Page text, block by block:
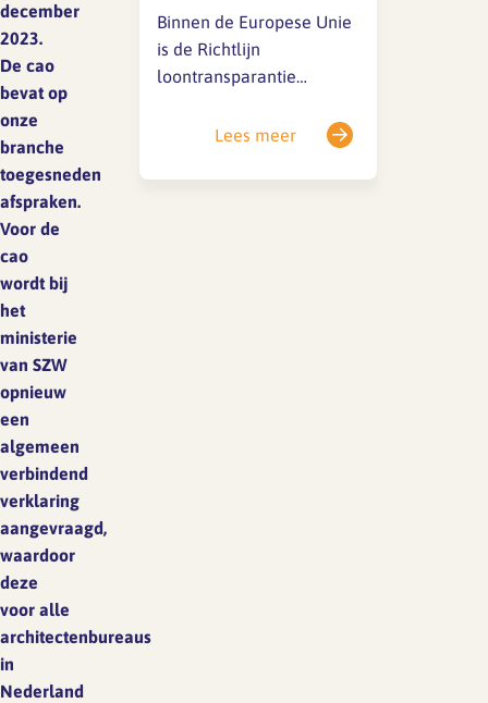
december
2023.
De cao
bevat op
onze
branche
toegesneden
afspraken.
Voor de
cao
wordt bij
het
ministerie
van SZW
opnieuw
een
algemeen
verbindend
verklaring
aangevraagd,
waardoor
deze
voor alle
architectenbureaus
in
Nederland
maar we houden je op de
hoogte. 📌 Belangrijke…
Binnen de Europese Unie
is de Richtlijn
loontransparantie
Het doel van deze
inzicht te geven in
Lees meer